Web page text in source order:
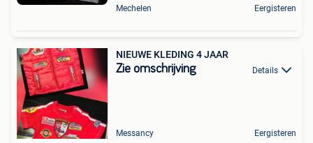
Mechelen Eergisteren
NIEUWE KLEDING 4 JAAR
Zie omschrijving Details
Messancy Eergisteren